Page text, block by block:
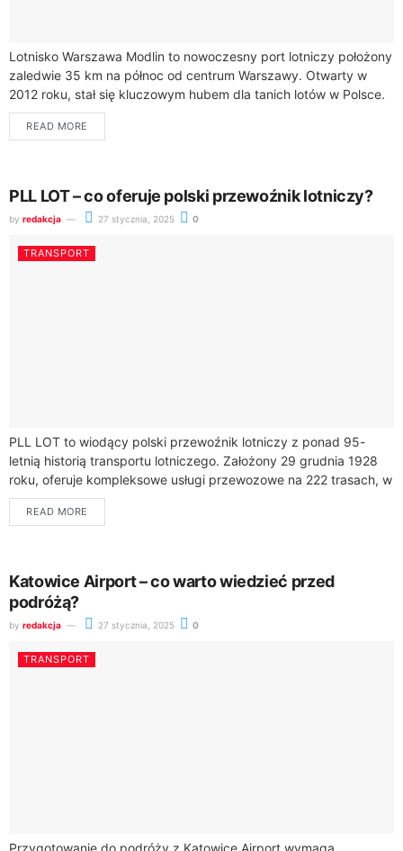
Lotnisko Warszawa Modlin to nowoczesny port lotniczy położony
zaledwie 35 km na północ od centrum Warszawy. Otwarty w
2012 roku, stał się kluczowym hubem dla tanich lotów w Polsce.
Każdego...
READ MORE
PLL LOT – co oferuje polski przewoźnik lotniczy?
by redakcja 27 stycznia, 2025 0
TRANSPORT
PLL LOT to wiodący polski przewoźnik lotniczy z ponad 95-
letnią historią transportu lotniczego. Założony 29 grudnia 1928
roku, oferuje kompleksowe usługi przewozowe na 222 trasach, w
tym 150 rejsowych, 70...
READ MORE
Katowice Airport – co warto wiedzieć przed
podróżą?
by redakcja 27 stycznia, 2025 0
TRANSPORT